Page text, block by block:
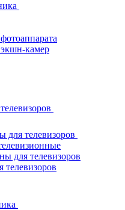
камер
для телевизоров
для телевизоров
телевизоров